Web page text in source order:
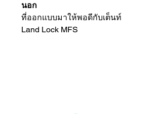
นอก
ที่ออกแบบมาให้พอดีกับเต็นท์
Land Lock MFS